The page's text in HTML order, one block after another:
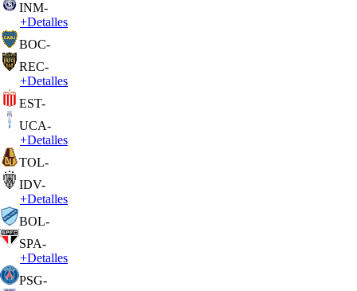
INM-
+Detalles
BOC-
REC-
+Detalles
EST-
UCA-
+Detalles
TOL-
IDV-
+Detalles
BOL-
SPA-
+Detalles
PSG-